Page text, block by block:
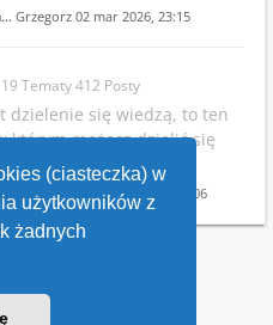
(ciasteczka) w
użytkowników z
żadnych
Grzegorz 02 mar 2026, 23:15
19 Tematy 412 Posty
dzielenie się wiedzą, to ten
którym możesz dzielić się
Grzegorz 19 maja 2026, 22:06